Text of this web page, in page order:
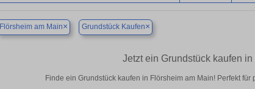
Flörsheim am Main× Grundstück Kaufen×
Jetzt ein Grundstück kaufen
Finde ein Grundstück kaufen in Flörsheim am Main! Perfekt